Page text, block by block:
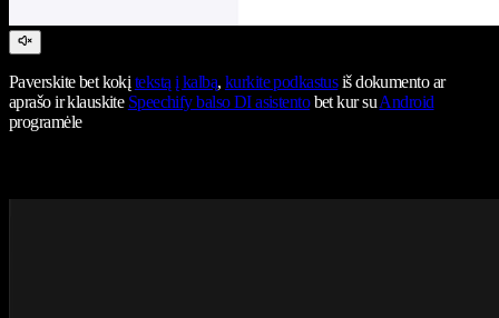
Paverskite bet kokįtekstą į kalbą, kurkite podkastusiš dokumento ar
aprašo ir klauskite Speechify balso DI asistentobet kur suAndroid
programėle